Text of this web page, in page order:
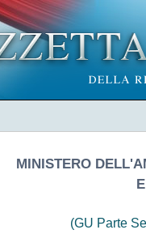
MINISTERO
(GU Parte